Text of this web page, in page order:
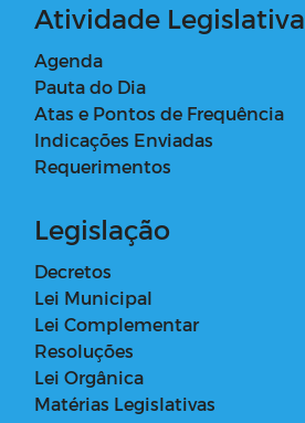
Atividade Legislativa
Agenda
Pauta do Dia
Atas e Pontos de Frequência
Indicações Enviadas
Requerimentos
Legislação
Decretos
Lei Municipal
Lei Complementar
Resoluções
Lei Orgânica
Matérias Legislativas